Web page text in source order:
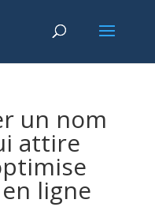
un nom
attire
ligne